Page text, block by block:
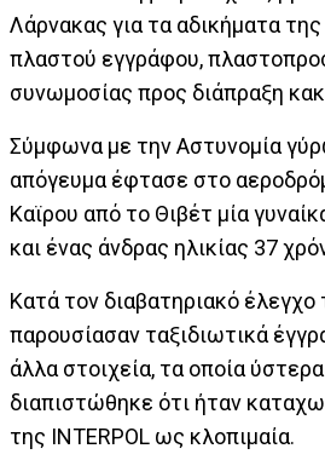
Λάρνακας για τα αδικήματα
πλαστού εγγράφου,
συνωμοσίας προς διάπραξη
Σύμφωνα με την Αστυνομία
απόγευμα έφτασε στο
Καϊρου από το Θιβέτ μία
και ένας άνδρας ηλικίας 37
Κατά τον διαβατηριακό έλεγχο
παρουσίασαν ταξιδιωτικά
άλλα στοιχεία, τα οποία
διαπιστώθηκε ότι ήταν
της INTERPOL ως κλοπιμαία.